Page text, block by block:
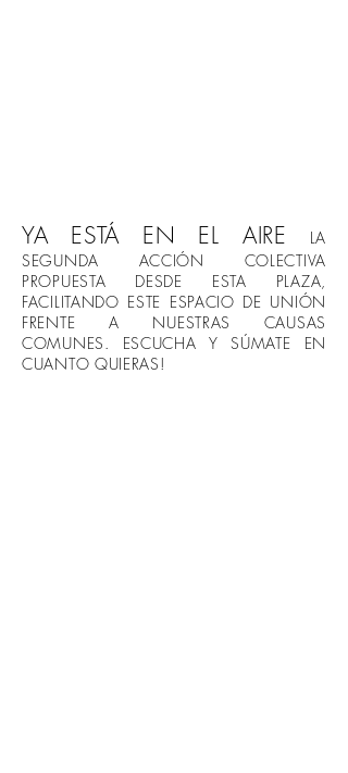
YA ESTÁ EN EL AIRE
LA
SEGUNDA ACCIÓN COLECTIVA
PROPUESTA DESDE ESTA PLAZA,
FACILITANDO ESTE ESPACIO DE UNIÓN
FRENTE A NUESTRAS CAUSAS
COMUNES. ESCUCHA Y SÚMATE EN
CUANTO QUIERAS!